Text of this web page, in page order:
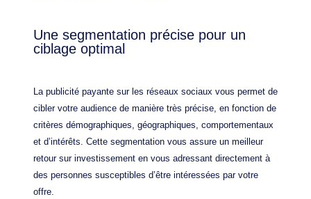
Une segmentation précise pour un
ciblage optimal
La publicité payante sur les réseaux sociaux vous permet de
cibler votre audience de manière très précise, en fonction de
critères démographiques, géographiques, comportementaux
et d’intérêts. Cette segmentation vous assure un meilleur
retour sur investissement en vous adressant directement à
des personnes susceptibles d’être intéressées par votre
offre.